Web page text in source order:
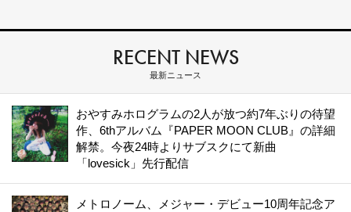
RECENT NEWS
最新ニュース
おやすみホログラムの2人が放つ約7年ぶりの待望
作、6thアルバム『PAPER MOON CLUB』の詳細
解禁。今夜24時よりサブスクにて新曲
「lovesick」先行配信
メトロノーム、メジャー・デビュー10周年記念ア